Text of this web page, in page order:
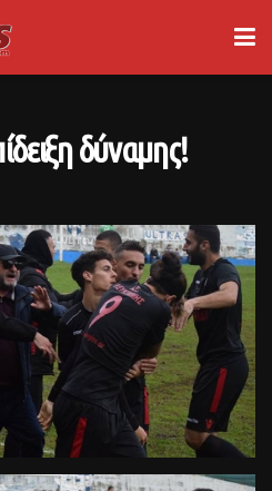
δύναμης!